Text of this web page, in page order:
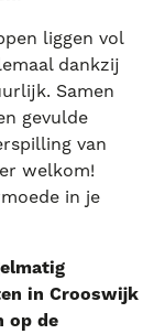
liggen vol
dankzij
Samen
gevulde
van
welkom!
in je
in Crooswijk
op de